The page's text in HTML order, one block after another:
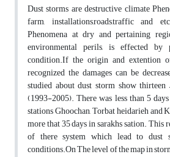
Dust storms are destructive climate
farm, installations,roads,traffic and
Phenomena at dry and pertaining
environmental perils, is effected by
condition.If the origin and extention
recognized the damages can be
studied about dust storm show
(1993-2005). There was less than 5
stations Ghoochan, Torbat heidarieh and
more that 35 days in sarakhs sation. This
of there system which lead to dust
conditions.On The level of the map in